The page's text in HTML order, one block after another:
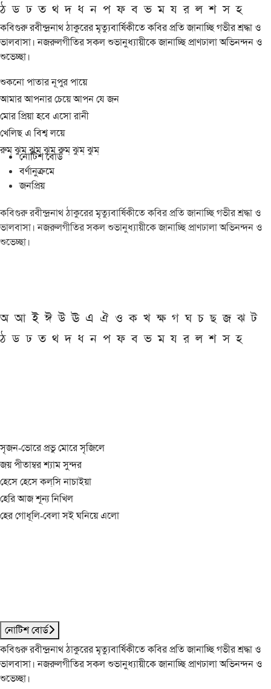
ঠ ড ঢ ত থ দ ধ ন প ফ ব ভ ম য র ল শ স হ
কবিগুরু রবীন্দ্রনাথ ঠাকুরের মৃত্যুবার্ষিকীতে কবির প্রতি জানাচ্ছি গভীর শ্রদ্ধা ও
ভালবাসা। নজরুলগীতির সকল শুভানুধ্যায়ীকে জানাচ্ছি প্রাণঢালা অভিনন্দন ও
শুভেচ্ছা।
শুকনো পাতার নূপুর পায়ে
আমার আপনার চেয়ে আপন যে জন
মোর প্রিয়া হবে এসো রানী
খেলিছ এ বিশ্ব লয়ে
রুম্ ঝুম্ ঝুম্ ঝুম্ রুম্ ঝুম্ ঝুম্
নোটিশ বোর্ড
বর্ণানুক্রমে
জনপ্রিয়
কবিগুরু রবীন্দ্রনাথ ঠাকুরের মৃত্যুবার্ষিকীতে কবির প্রতি জানাচ্ছি গভীর শ্রদ্ধা ও
ভালবাসা। নজরুলগীতির সকল শুভানুধ্যায়ীকে জানাচ্ছি প্রাণঢালা অভিনন্দন ও
শুভেচ্ছা।
অ আ ই ঈ উ ঊ এ ঐ ও ক খ ক্ষ গ ঘ চ ছ জ ঝ ট
ঠ ড ঢ ত থ দ ধ ন প ফ ব ভ ম য র ল শ স হ
সৃজন-ভোরে প্রভু মোরে সৃজিলে
জয় পীতাম্বর শ্যাম সুন্দর
হেসে হেসে কল্‌সি নাচাইয়া
হেরি আজ শূন্য নিখিল
হের গোধূলি-বেলা সই ঘনিয়ে এলো
নোটিশ বোর্ড
কবিগুরু রবীন্দ্রনাথ ঠাকুরের মৃত্যুবার্ষিকীতে কবির প্রতি জানাচ্ছি গভীর শ্রদ্ধা ও
ভালবাসা। নজরুলগীতির সকল শুভানুধ্যায়ীকে জানাচ্ছি প্রাণঢালা অভিনন্দন ও
শুভেচ্ছা।